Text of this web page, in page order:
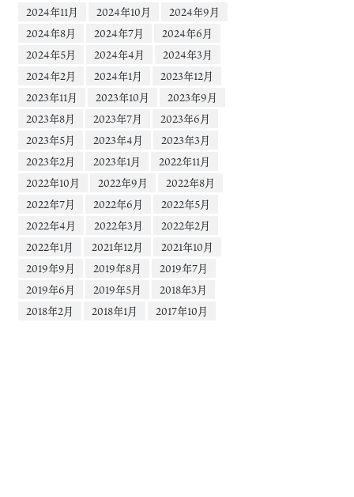
2024年11月
2024年10月
2024年9月
2024年8月
2024年7月
2024年6月
2024年5月
2024年4月
2024年3月
2024年2月
2024年1月
2023年12月
2023年11月
2023年10月
2023年9月
2023年8月
2023年7月
2023年6月
2023年5月
2023年4月
2023年3月
2023年2月
2023年1月
2022年11月
2022年10月
2022年9月
2022年8月
2022年7月
2022年6月
2022年5月
2022年4月
2022年3月
2022年2月
2022年1月
2021年12月
2021年10月
2019年9月
2019年8月
2019年7月
2019年6月
2019年5月
2018年3月
2018年2月
2018年1月 2017年10月